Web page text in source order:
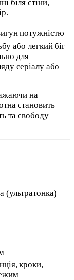
біля стіни,
потужністю
або легкий біг
для
серіалу або
на
становить
та свободу
(ультратонка)
кроки,